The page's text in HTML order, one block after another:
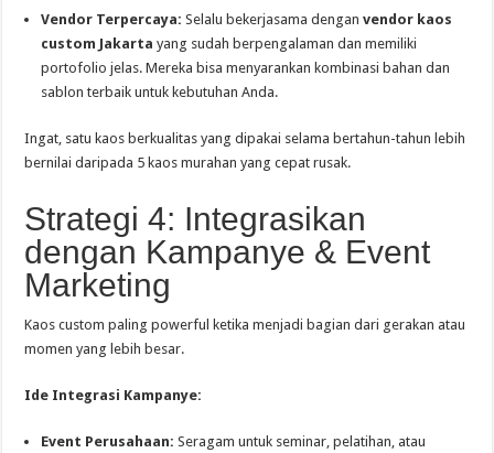
Vendor Terpercaya: Selalu bekerjasama denganvendor kaos
custom Jakarta yang sudah berpengalaman dan memiliki
portofolio jelas. Mereka bisa menyarankan kombinasi bahan dan
sablon terbaik untuk kebutuhan Anda.
Ingat, satu kaos berkualitas yang dipakai selama bertahun-tahun lebih
bernilai daripada 5 kaos murahan yang cepat rusak.
Strategi 4: Integrasikan
dengan Kampanye & Event
Marketing
Kaos custom paling powerful ketika menjadi bagian dari gerakan atau
momen yang lebih besar.
Ide Integrasi Kampanye:
Event Perusahaan: Seragam untuk seminar, pelatihan, atau